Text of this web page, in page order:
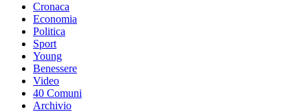
Cronaca
Economia
Politica
Sport
Young
Benessere
Video
40 Comuni
Archivio